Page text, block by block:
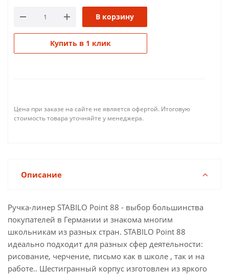
В корзину
Купить в 1 клик
Цена при заказе на сайте не является офертой. Итоговую
стоимость товара уточняйте у менеджера.
Описание
Ручка-линер STABILO Point 88 - выбор большинства
покупателей в Германии и знакома многим
школьникам из разных стран. STABILO Point 88
идеально подходит для разных сфер деятельности:
рисование, черчение, письмо как в школе , так и на
работе.. Шестигранный корпус изготовлен из яркого